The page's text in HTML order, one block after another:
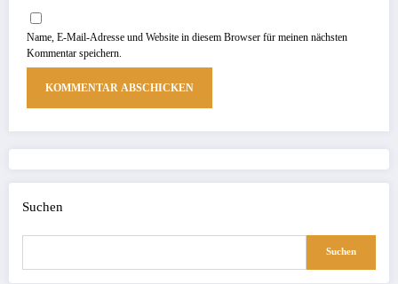
Name, E-Mail-Adresse und Website in diesem Browser für meinen nächsten
Kommentar speichern.
Suchen
Suchen